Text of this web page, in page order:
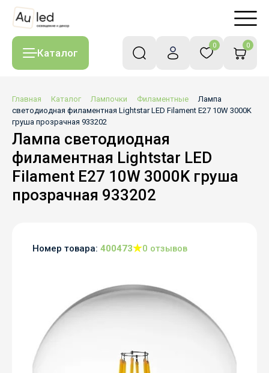
Каталог
0 0
Главная Каталог Лампочки Филаментные
Лампа
светодиодная филаментная Lightstar LED Filament E27 10W 3000K
груша прозрачная 933202
Лампа светодиодная
филаментная Lightstar LED
Filament E27 10W 3000K груша
прозрачная 933202
Номер товара: 400473 0 отзывов